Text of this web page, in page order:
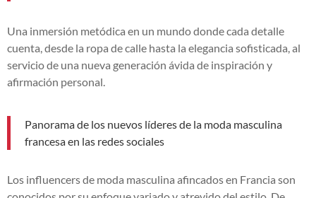
Una inmersión metódica en un mundo donde cada detalle
cuenta, desde la ropa de calle hasta la elegancia sofisticada, al
servicio de una nueva generación ávida de inspiración y
afirmación personal.
Panorama de los nuevos líderes de la moda masculina
francesa en las redes sociales
Los influencers de moda masculina afincados en Francia son